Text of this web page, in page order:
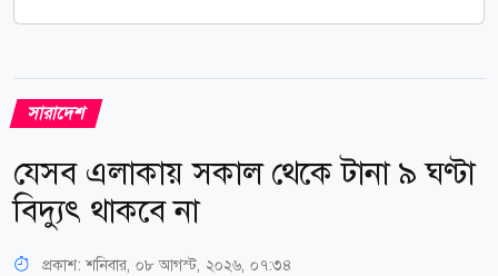
সারাদেশ
যেসব এলাকায় সকাল থেকে টানা ৯ ঘণ্টা
বিদ্যুৎ থাকবে না
প্রকাশ:শনিবার, ০৮ আগস্ট, ২০২৬, ০৭:৩৪